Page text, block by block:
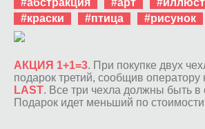
#краски
#птица #рисунок
АКЦИЯ 1+1=3. При покупке двух
подарок третий, сообщив оператору
LAST. Все три чехла должны быть в
Подарок идет меньший по